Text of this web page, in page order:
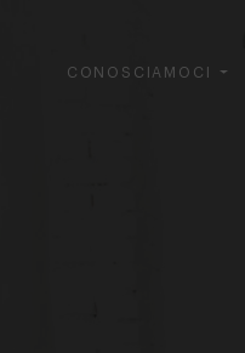
CONOSCIAMOCI